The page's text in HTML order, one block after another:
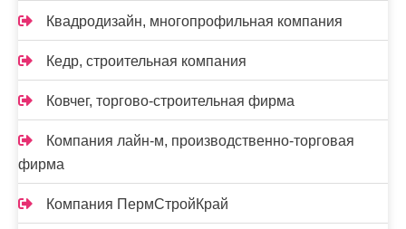
Квадродизайн, многопрофильная компания
Кедр, строительная компания
Ковчег, торгово-строительная фирма
Компания лайн-м, производственно-торговая
фирма
Компания ПермСтройКрай